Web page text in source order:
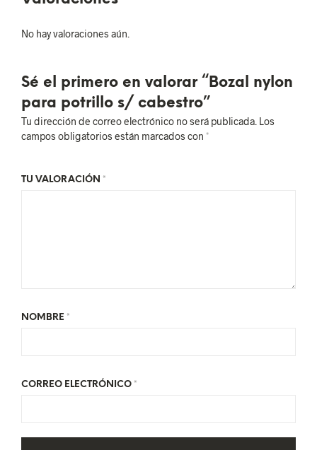
No hay valoraciones aún.
Sé el primero en valorar “Bozal nylon
para potrillo s/ cabestro”
Tu dirección de correo electrónico no será publicada. Los
campos obligatorios están marcados con *
TU VALORACIÓN *
NOMBRE *
CORREO ELECTRÓNICO *